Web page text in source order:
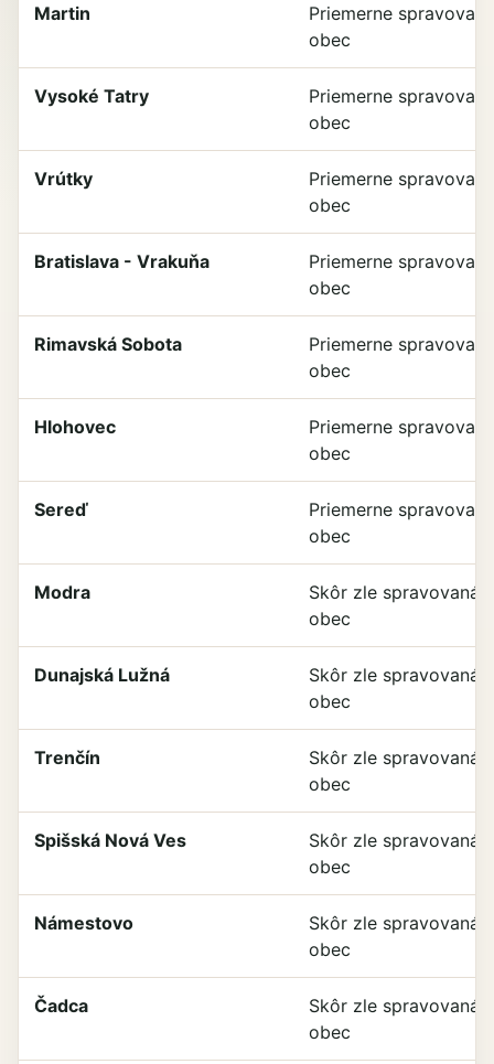
Martin
Priemerne spravovaná
obec
Vysoké Tatry
Priemerne spravovaná
obec
Vrútky
Priemerne spravovaná
obec
Bratislava - Vrakuňa
Priemerne spravovaná
obec
Rimavská Sobota
Priemerne spravovaná
obec
Hlohovec
Priemerne spravovaná
obec
Sereď
Priemerne spravovaná
obec
Modra
Skôr zle spravovaná
obec
Dunajská Lužná
Skôr zle spravovaná
obec
Trenčín
Skôr zle spravovaná
obec
Spišská Nová Ves
Skôr zle spravovaná
obec
Námestovo
Skôr zle spravovaná
obec
Čadca
Skôr zle spravovaná
obec